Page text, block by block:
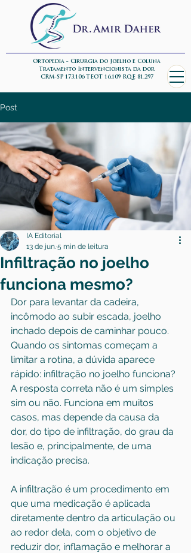
Ortopedia - Cirurgia do Joelho e Coluna
Tratamento Intervencionista da dor
CRM-SP 173.106 TEOT 16.109 RQE 81.297
Post
Infiltração no joelho
funciona mesmo?
IA Editorial
13 de jun.5 min de leitura
Dor para levantar da cadeira,
incômodo ao subir escada, joelho
inchado depois de caminhar pouco.
Quando os sintomas começam a
limitar a rotina, a dúvida aparece
rápido: infiltração no joelho funciona?
A resposta correta não é um simples
sim ou não. Funciona em muitos
casos, mas depende da causa da
dor, do tipo de infiltração, do grau da
lesão e, principalmente, de uma
indicação precisa.
A infiltração é um procedimento em
que uma medicação é aplicada
diretamente dentro da articulação ou
ao redor dela, com o objetivo de
reduzir dor, inflamação e melhorar a